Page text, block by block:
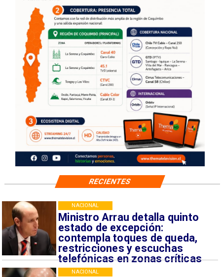
Ministro Arrau detalla quinto
estado de excepción:
contempla toques de queda,
restricciones y escuchas
telefónicas en zonas críticas
NACIONAL
NACIONAL
RECIENTES